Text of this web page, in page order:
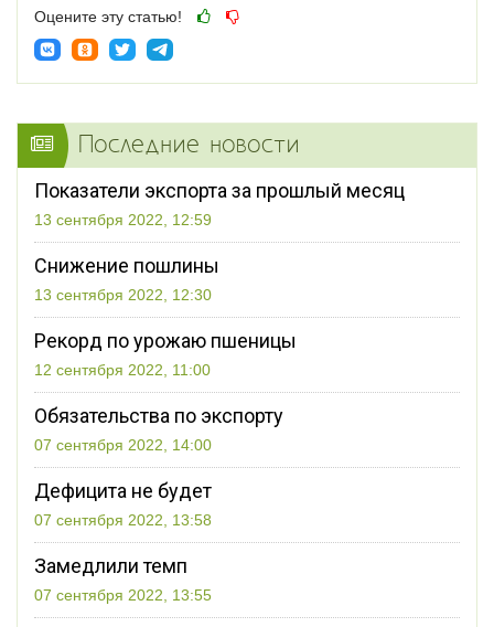
Оцените эту статью!
Последние новости
Показатели экспорта за прошлый месяц
13 сентября 2022, 12:59
Снижение пошлины
13 сентября 2022, 12:30
Рекорд по урожаю пшеницы
12 сентября 2022, 11:00
Обязательства по экспорту
07 сентября 2022, 14:00
Дефицита не будет
07 сентября 2022, 13:58
Замедлили темп
07 сентября 2022, 13:55